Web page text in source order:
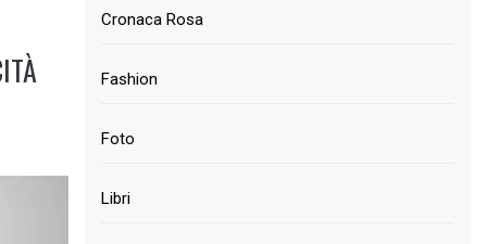
Cronaca Rosa
Fashion
Foto
Libri